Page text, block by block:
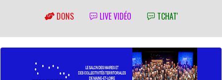
DONS LIVE VIDÉO TCHAT'